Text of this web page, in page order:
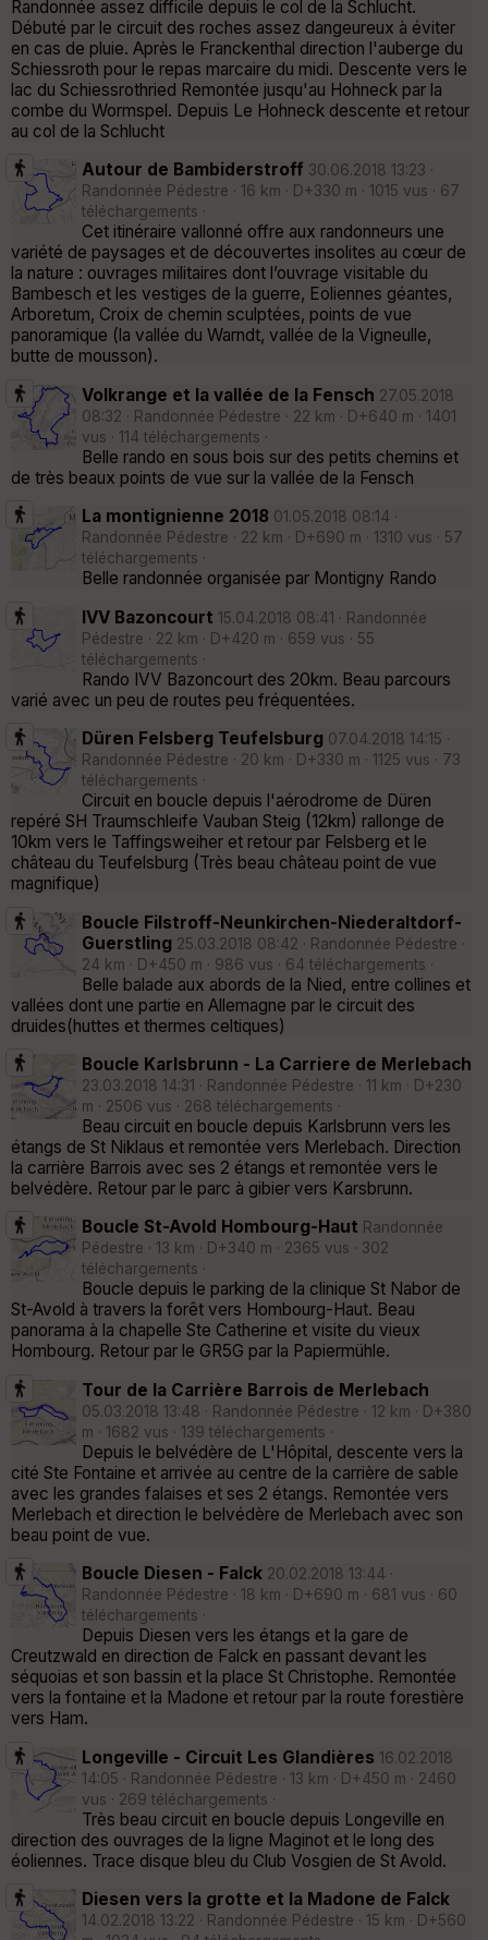
Randonnée assez difficile depuis le col de la Schlucht.
Débuté par le circuit des roches assez dangeureux à éviter
en cas de pluie. Après le Franckenthal direction l'auberge du
Schiessroth pour le repas marcaire du midi. Descente vers le
lac du Schiessrothried Remontée jusqu'au Hohneck par la
combe du Wormspel. Depuis Le Hohneck descente et retour
au col de la Schlucht
Autour de Bambiderstroff 30.06.2018 13:23 ·
Randonnée Pédestre · 16 km · D+330 m · 1015 vus · 67
téléchargements ·
Cet itinéraire vallonné offre aux randonneurs une
variété de paysages et de découvertes insolites au cœur de
la nature : ouvrages militaires dont l’ouvrage visitable du
Bambesch et les vestiges de la guerre, Eoliennes géantes,
Arboretum, Croix de chemin sculptées, points de vue
panoramique (la vallée du Warndt, vallée de la Vigneulle,
butte de mousson).
Volkrange et la vallée de la Fensch 27.05.2018
08:32 · Randonnée Pédestre · 22 km · D+640 m · 1401
vus · 114 téléchargements ·
Belle rando en sous bois sur des petits chemins et
de très beaux points de vue sur la vallée de la Fensch
La montignienne 2018 01.05.2018 08:14 ·
Randonnée Pédestre · 22 km · D+690 m · 1310 vus · 57
téléchargements ·
Belle randonnée organisée par Montigny Rando
IVV Bazoncourt 15.04.2018 08:41 · Randonnée
Pédestre · 22 km · D+420 m · 659 vus · 55
téléchargements ·
Rando IVV Bazoncourt des 20km. Beau parcours
varié avec un peu de routes peu fréquentées.
Düren Felsberg Teufelsburg 07.04.2018 14:15 ·
Randonnée Pédestre · 20 km · D+330 m · 1125 vus · 73
téléchargements ·
Circuit en boucle depuis l'aérodrome de Düren
repéré SH Traumschleife Vauban Steig (12km) rallonge de
10km vers le Taffingsweiher et retour par Felsberg et le
château du Teufelsburg (Très beau château point de vue
magnifique)
Boucle Filstroff-Neunkirchen-Niederaltdorf-
Guerstling 25.03.2018 08:42 · Randonnée Pédestre ·
24 km · D+450 m · 986 vus · 64 téléchargements ·
Belle balade aux abords de la Nied, entre collines et
vallées dont une partie en Allemagne par le circuit des
druides(huttes et thermes celtiques)
Boucle Karlsbrunn - La Carriere de Merlebach
23.03.2018 14:31 · Randonnée Pédestre · 11 km · D+230
m · 2506 vus · 268 téléchargements ·
Beau circuit en boucle depuis Karlsbrunn vers les
étangs de St Niklaus et remontée vers Merlebach. Direction
la carrière Barrois avec ses 2 étangs et remontée vers le
belvédère. Retour par le parc à gibier vers Karsbrunn.
Boucle St-Avold Hombourg-Haut Randonnée
Pédestre · 13 km · D+340 m · 2365 vus · 302
téléchargements ·
Boucle depuis le parking de la clinique St Nabor de
St-Avold à travers la forêt vers Hombourg-Haut. Beau
panorama à la chapelle Ste Catherine et visite du vieux
Hombourg. Retour par le GR5G par la Papiermühle.
Tour de la Carrière Barrois de Merlebach
05.03.2018 13:48 · Randonnée Pédestre · 12 km · D+380
m · 1682 vus · 139 téléchargements ·
Depuis le belvédère de L'Hôpital, descente vers la
cité Ste Fontaine et arrivée au centre de la carrière de sable
avec les grandes falaises et ses 2 étangs. Remontée vers
Merlebach et direction le belvédère de Merlebach avec son
beau point de vue.
Boucle Diesen - Falck 20.02.2018 13:44 ·
Randonnée Pédestre · 18 km · D+690 m · 681 vus · 60
téléchargements ·
Depuis Diesen vers les étangs et la gare de
Creutzwald en direction de Falck en passant devant les
séquoias et son bassin et la place St Christophe. Remontée
vers la fontaine et la Madone et retour par la route forestière
vers Ham.
Longeville - Circuit Les Glandières 16.02.2018
14:05 · Randonnée Pédestre · 13 km · D+450 m · 2460
vus · 269 téléchargements ·
Très beau circuit en boucle depuis Longeville en
direction des ouvrages de la ligne Maginot et le long des
éoliennes. Trace disque bleu du Club Vosgien de St Avold.
Diesen vers la grotte et la Madone de Falck
14.02.2018 13:22 · Randonnée Pédestre · 15 km · D+560